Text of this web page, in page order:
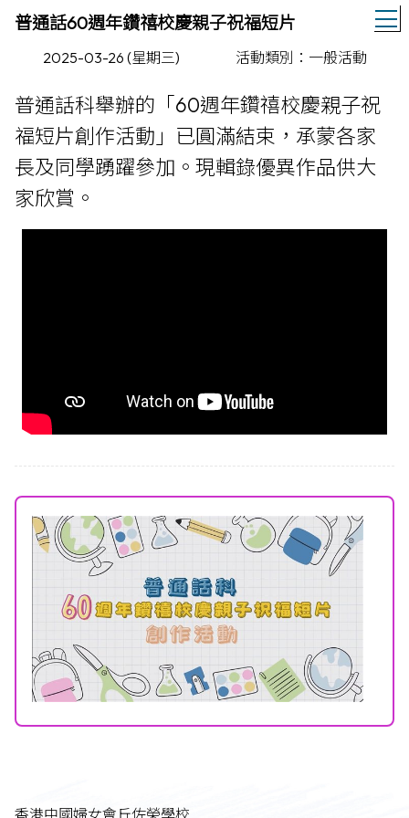
普通話60週年鑽禧校慶親子祝福短片
2025-03-26 (星期三) 活動類別：一般活動
普通話科舉辦的「60週年鑽禧校慶親子祝
福短片創作活動」已圓滿結束，承蒙各家
長及同學踴躍參加。現輯錄優異作品供大
家欣賞。
香港中國婦女會丘佐榮學校